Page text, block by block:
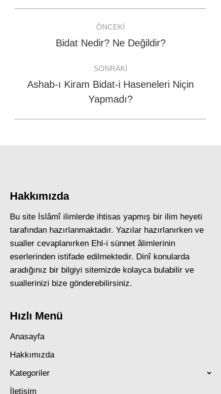
navigation
ÖNCEKI
Previous
Bidat Nedir? Ne Değildir?
SONRAKI
Next
post:
Ashab-ı Kiram Bidat-i Haseneleri Niçin
Yapmadı?
Hakkımızda
Bu site İslâmî ilimlerde ihtisas yapmış bir ilim heyeti
tarafından hazırlanmaktadır. Yazılar hazırlanırken ve
sualler cevaplanırken Ehl-i sünnet âlimlerinin
eserlerinden istifade edilmektedir. Dinî konularda
aradığınız bir bilgiyi sitemizde kolayca bulabilir ve
suallerinizi bize gönderebilirsiniz.
Hızlı Menü
Anasayfa
Hakkımızda
Kategoriler
İletişim